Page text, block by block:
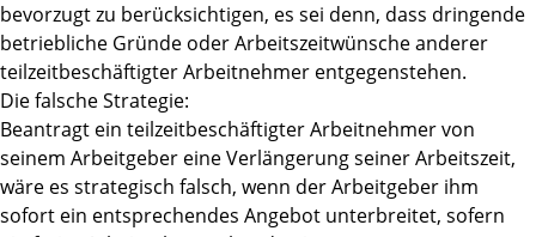
bevorzugt zu berücksichtigen, es sei denn, dass dringende
betriebliche Gründe oder Arbeitszeitwünsche anderer
teilzeitbeschäftigter Arbeitnehmer entgegenstehen.
Die falsche Strategie:
Beantragt ein teilzeitbeschäftigter Arbeitnehmer von
seinem Arbeitgeber eine Verlängerung seiner Arbeitszeit,
wäre es strategisch falsch, wenn der Arbeitgeber ihm
sofort ein entsprechendes Angebot unterbreitet, sofern